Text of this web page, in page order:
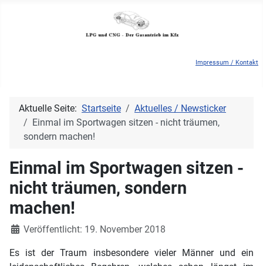
Impressum / Kontakt
Aktuelle Seite: Startseite
Aktuelles / Newsticker
Einmal im Sportwagen sitzen - nicht träumen,
sondern machen!
Einmal im Sportwagen sitzen -
nicht träumen, sondern
machen!
DetailsVeröffentlicht: 19. November 2018
Es ist der Traum insbesondere vieler Männer und ein